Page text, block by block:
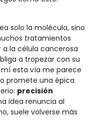
solo la molécula, sino
tratamientos
la célula cancerosa
a tropezar con su
esta vía me parece
promete una épica
precisión
idea renuncia al
suele volverse más